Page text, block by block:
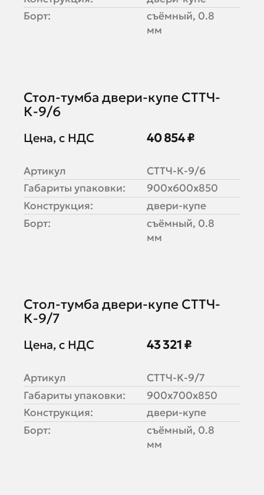
Борт:
съёмный, 0.8
мм
Стол-тумба двери-купе СТТЧ-
К-9/6
Цена, с НДС 40 854 ₽
Артикул
СТТЧ-К-9/6
Габариты упаковки:
900х600х850
Конструкция:
двери-купе
Борт:
съёмный, 0.8
мм
Стол-тумба двери-купе СТТЧ-
К-9/7
Цена, с НДС 43 321 ₽
Артикул
СТТЧ-К-9/7
Габариты упаковки:
900х700х850
Конструкция:
двери-купе
Борт:
съёмный, 0.8
мм